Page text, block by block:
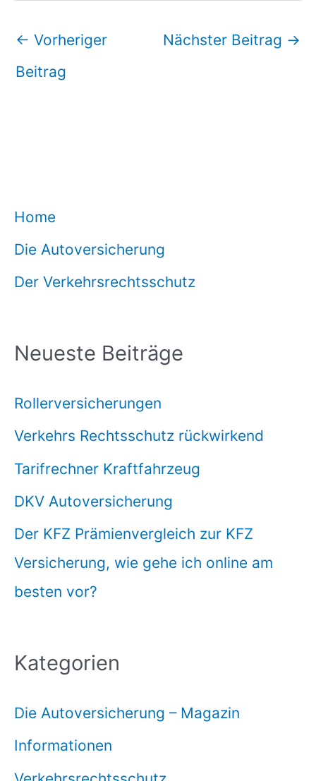
← Vorheriger
Beitrag
Nächster Beitrag →
Home
Die Autoversicherung
Der Verkehrsrechtsschutz
Neueste Beiträge
Rollerversicherungen
Verkehrs Rechtsschutz rückwirkend
Tarifrechner Kraftfahrzeug
DKV Autoversicherung
Der KFZ Prämienvergleich zur KFZ
Versicherung, wie gehe ich online am
besten vor?
Kategorien
Die Autoversicherung – Magazin
Informationen